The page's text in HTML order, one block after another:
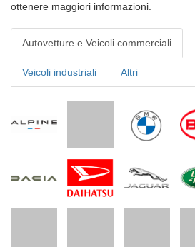
ottenere maggiori informazioni.
Autovetture e Veicoli commerciali
Veicoli industriali Altri